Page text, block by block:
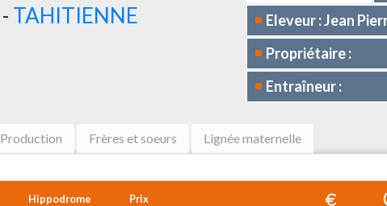
- TAHITIENNE
Eleveur : Jean
Propriétaire :
Entraîneur :
Production Frères et soeurs Lignée maternelle
Hippodrome Prix